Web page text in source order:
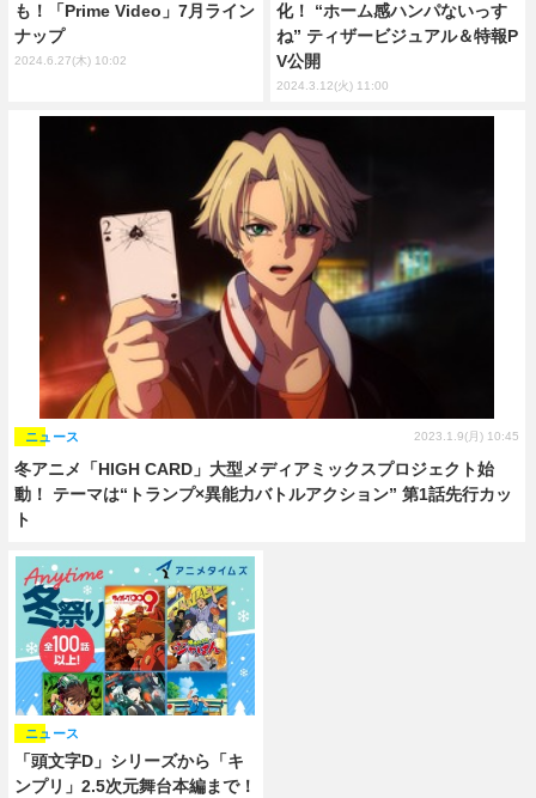
も！「Prime Video」7月ライン
ナップ
2024.6.27(木) 10:02
化！ “ホーム感ハンパないっす
ね” ティザービジュアル＆特報P
V公開
2024.3.12(火) 11:00
冬アニメ「HIGH CARD」大型メディアミックスプロジェクト始
動！ テーマは“トランプ×異能力バトルアクション” 第1話先行カッ
ト
ニュース 2023.1.9(月) 10:45
「頭文字D」シリーズから「キ
ンプリ」2.5次元舞台本編まで！
ニュース